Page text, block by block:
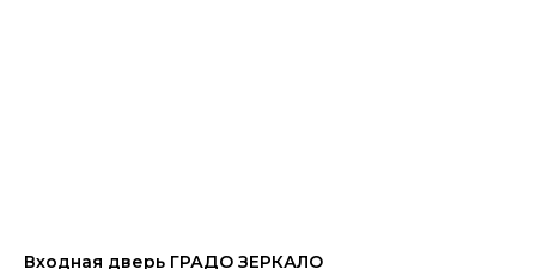
Входная дверь ГРАДО ЗЕРКАЛО